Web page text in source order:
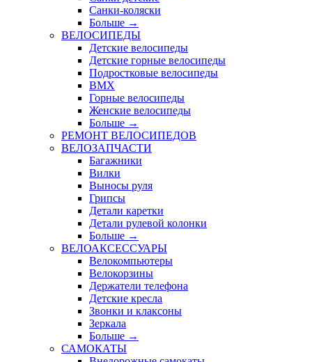
Санки-коляски
Больше →
ВЕЛОСИПЕДЫ
Детские велосипеды
Детские горные велосипеды
Подростковые велосипеды
BMX
Горные велосипеды
Женские велосипеды
Больше →
РЕМОНТ ВЕЛОСИПЕДОВ
ВЕЛОЗАПЧАСТИ
Багажники
Вилки
Выносы руля
Грипсы
Детали каретки
Детали рулевой колонки
Больше →
ВЕЛОАКСЕССУАРЫ
Велокомпьютеры
Велокорзины
Держатели телефона
Детские кресла
Звонки и клаксоны
Зеркала
Больше →
САМОКАТЫ